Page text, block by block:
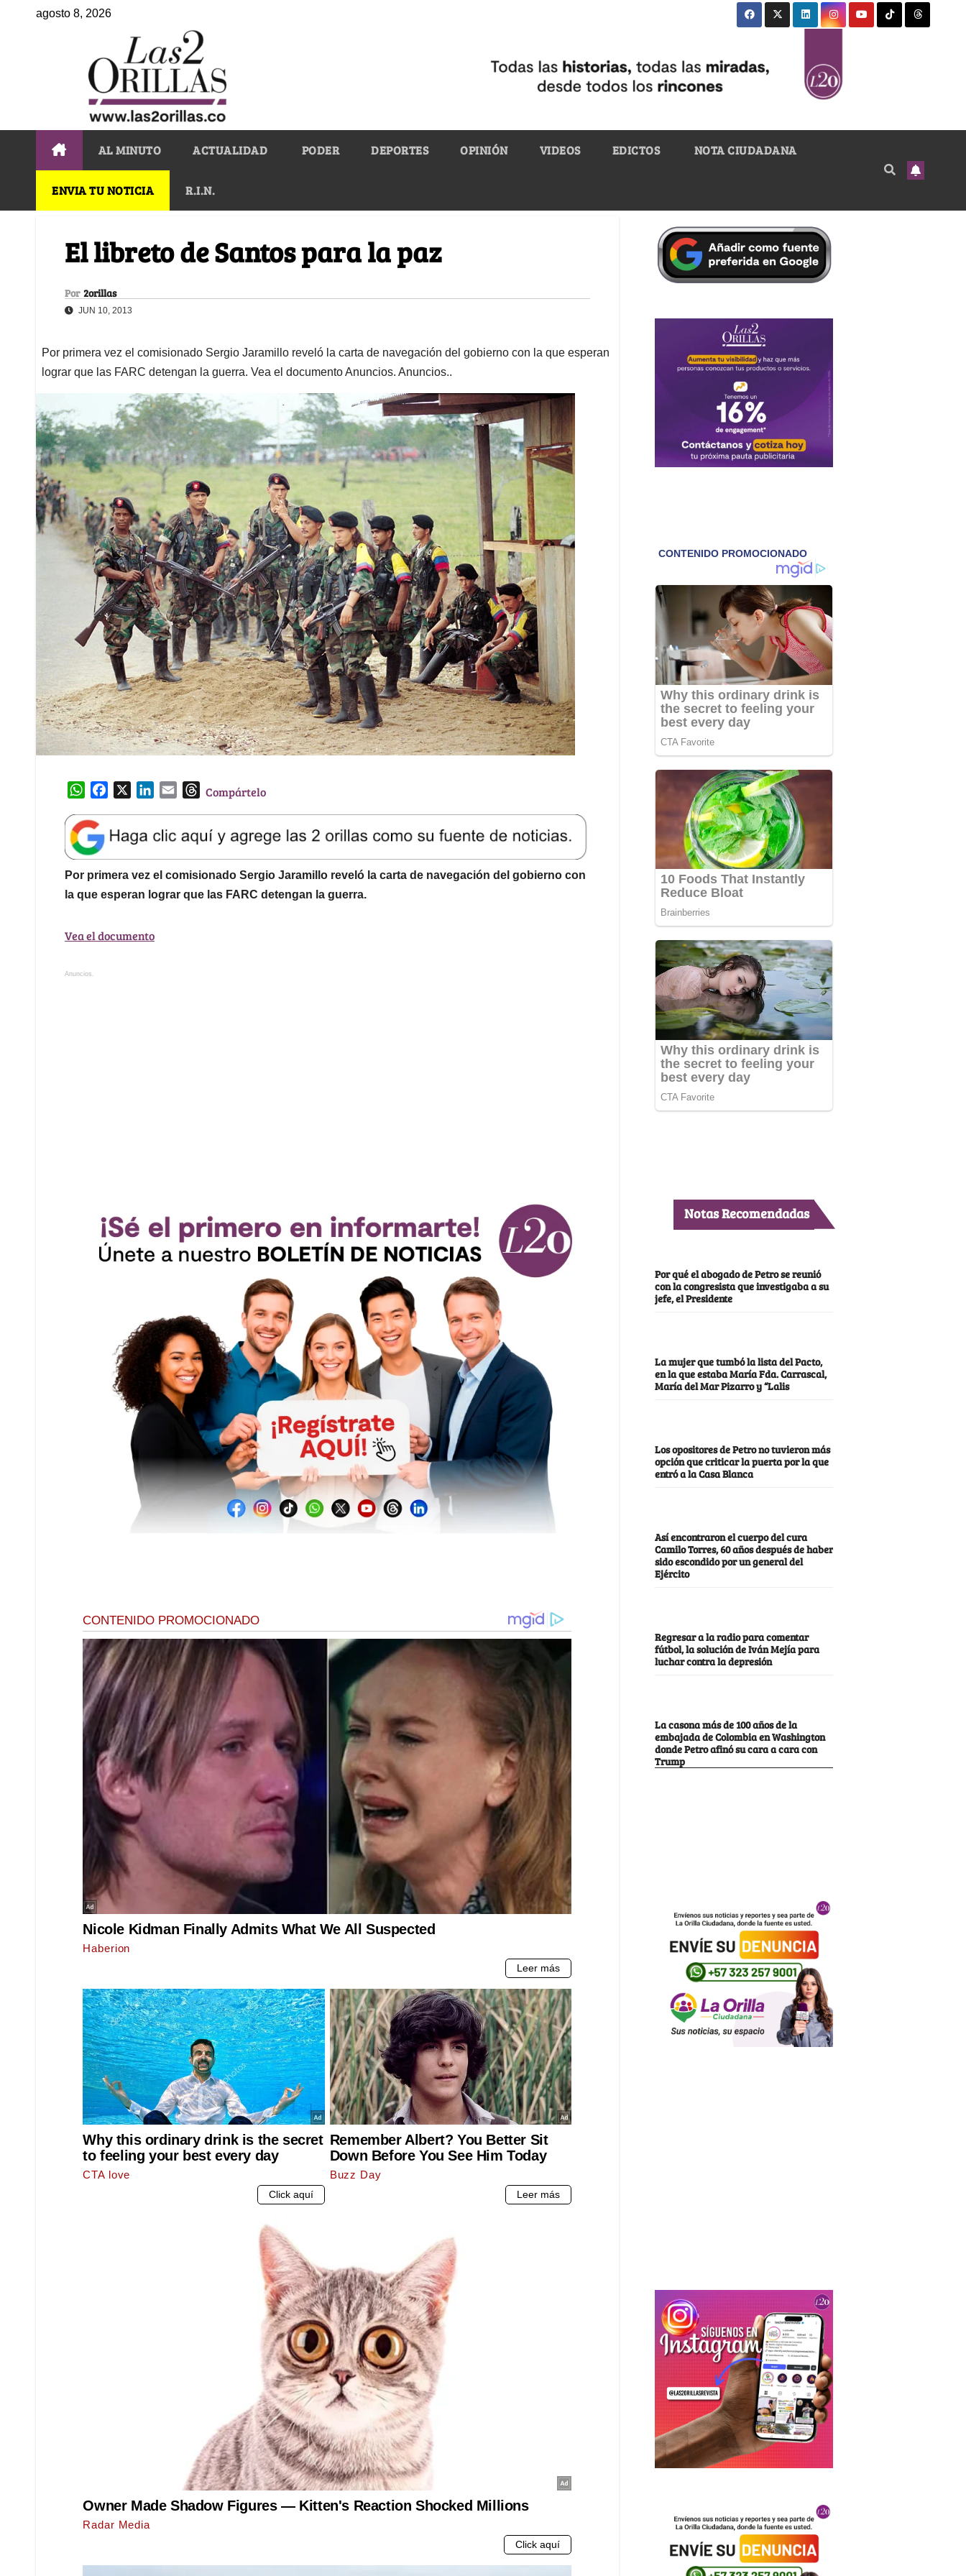
agosto 8, 2026
AL MINUTO ACTUALIDAD PODER DEPORTES OPINIÓN VIDEOS EDICTOS NOTA CIUDADANA
ENVIA TU NOTICIA R.I.N.
El libreto de Santos para la paz
Por 2orillas
JUN 10, 2013
Por primera vez el comisionado Sergio Jaramillo reveló la carta de navegación del gobierno con la que esperan
lograr que las FARC detengan la guerra. Vea el documento Anuncios. Anuncios..
W
a
t
s
A
p
e
b
o
o
k
e
d
I
l
T
e
a
d
s
Compártelo
Por primera vez el comisionado Sergio Jaramillo reveló la carta de navegación del gobierno con
la que esperan lograr que las FARC detengan la guerra.
Vea el documento
Anuncios.
Notas Recomendadas
Por qué el abogado de Petro se reunió
con la congresista que investigaba a su
jefe, el Presidente
La mujer que tumbó la lista del Pacto,
en la que estaba María Fda. Carrascal,
María del Mar Pizarro y “Lalis
Los opositores de Petro no tuvieron más
opción que criticar la puerta por la que
entró a la Casa Blanca
Así encontraron el cuerpo del cura
Camilo Torres, 60 años después de haber
sido escondido por un general del
Ejército
Regresar a la radio para comentar
fútbol, la solución de Iván Mejía para
luchar contra la depresión
La casona más de 100 años de la
embajada de Colombia en Washington
donde Petro afinó su cara a cara con
Trump